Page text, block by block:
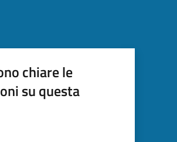
chiare le
su questa